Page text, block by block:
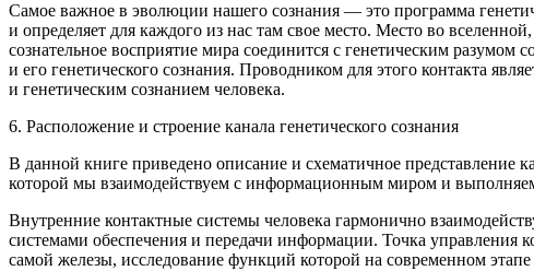
Самое важное в эволюции нашего сознания — это программа
и определяет для каждого из нас там свое место. Место во
сознательное восприятие мира соединится с генетическим
и его генетического сознания. Проводником для этого контакта
и генетическим сознанием человека.
6. Расположение и строение канала генетического сознания
В данной книге приведено описание и схематичное представление
которой мы взаимодействуем с информационным миром и
Внутренние контактные системы человека гармонично
системами обеспечения и передачи информации. Точка управления
самой железы, исследование функций которой на современном